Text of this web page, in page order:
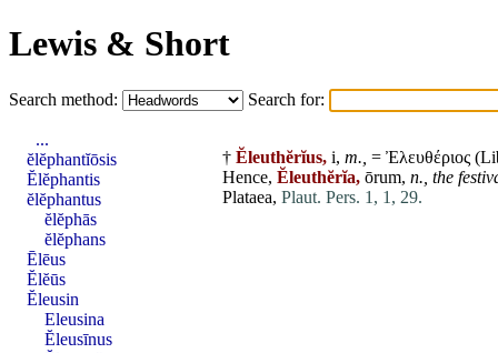
Lewis & Short
Search method: Search for:
† Ĕleuthĕrĭus, i, m., = Ἐλευθέριος (
Hence, Ĕleuthĕrĭa, ōrum, n., the
Plataea, Plaut. Pers. 1, 1, 29.
...
ĕlĕphantĭōsis
Ĕlĕphantis
ĕlĕphantus
ĕlĕphās
ĕlĕphans
Ēlēus
Ĕlĕūs
Ĕleusin
Eleusina
Ĕleusīnus